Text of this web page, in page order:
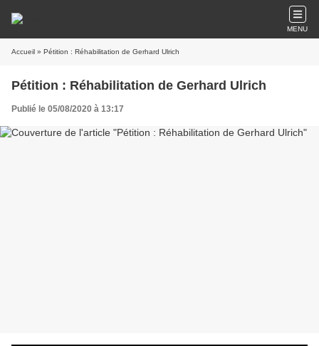
MENU
Accueil » Pétition : Réhabilitation de Gerhard Ulrich
Pétition : Réhabilitation de Gerhard Ulrich
Publié le 05/08/2020 à 13:17